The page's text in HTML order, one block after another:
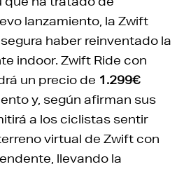
lanzamiento, la Zwift
haber reinventado la
indoor. Zwift Ride con
un precio de 1.299€
y, según afirman sus
a los ciclistas sentir
virtual de Zwift con
llevando la